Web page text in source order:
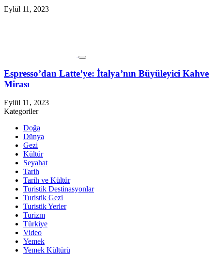
Eylül 11, 2023
Espresso’dan Latte’ye: İtalya’nın Büyüleyici Kahve
Mirası
Eylül 11, 2023
Kategoriler
Doğa
Dünya
Gezi
Kültür
Seyahat
Tarih
Tarih ve Kültür
Turistik Destinasyonlar
Turistik Gezi
Turistik Yerler
Turizm
Türkiye
Video
Yemek
Yemek Kültürü